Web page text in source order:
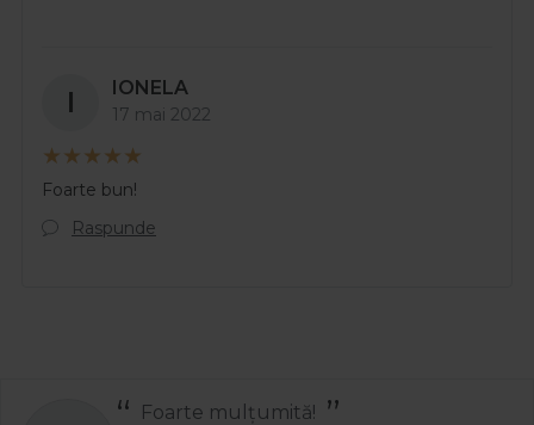
I IONELA
17 mai 2022
Foarte bun!
Raspunde
Foarte mulțumită!